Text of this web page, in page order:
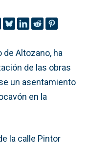
de Altozano, ha
de las obras
un asentamiento
en la
la calle Pintor